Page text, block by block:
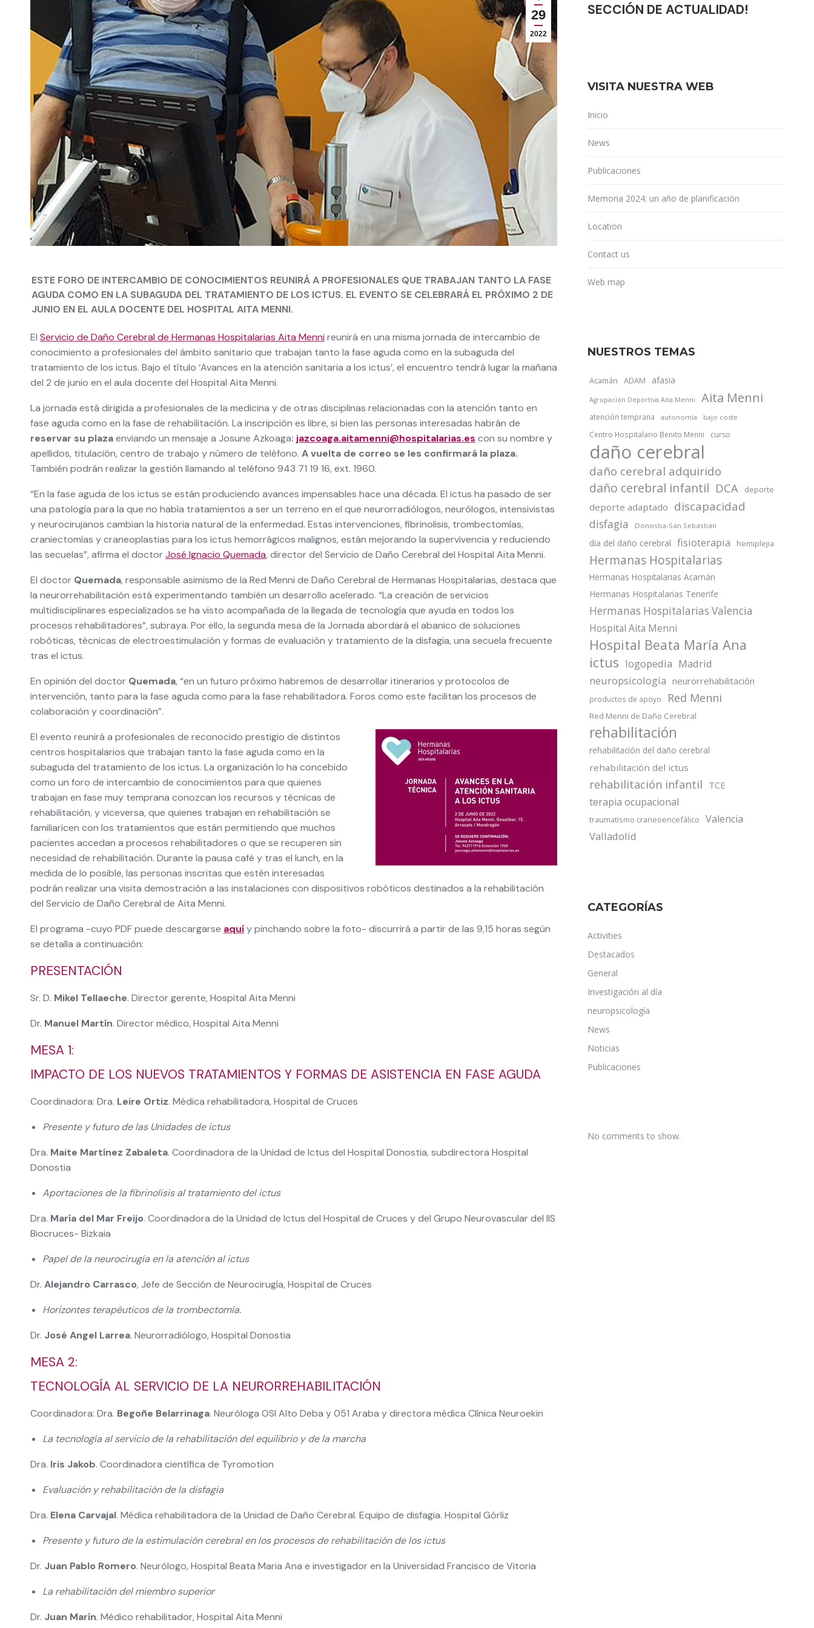
29
2022
ESTE FORO DE INTERCAMBIO DE CONOCIMIENTOS REUNIRÁ A PROFESIONALES QUE TRABAJAN TANTO LA FASE
AGUDA COMO EN LA SUBAGUDA DEL TRATAMIENTO DE LOS ICTUS. EL EVENTO SE CELEBRARÁ EL PRÓXIMO 2 DE
JUNIO EN EL AULA DOCENTE DEL HOSPITAL AITA MENNI.
El Servicio de Daño Cerebral de Hermanas Hospitalarias Aita Menni reunirá en una misma jornada de intercambio de
conocimiento a profesionales del ámbito sanitario que trabajan tanto la fase aguda como en la subaguda del
tratamiento de los ictus. Bajo el título ‘Avances en la atención sanitaria a los ictus’, el encuentro tendrá lugar la mañana
del 2 de junio en el aula docente del Hospital Aita Menni.
La jornada está dirigida a profesionales de la medicina y de otras disciplinas relacionadas con la atención tanto en
fase aguda como en la fase de rehabilitación. La inscripción es libre, si bien las personas interesadas habrán de
reservar su plazaenviando un mensaje a Josune Azkoaga: jazcoaga.aitamenni@hospitalarias.es con su nombre y
apellidos, titulación, centro de trabajo y número de teléfono. A vuelta de correo se les confirmará la plaza.
También podrán realizar la gestión llamando al teléfono 943 71 19 16, ext. 1960.
“En la fase aguda de los ictus se están produciendo avances impensables hace una década. El ictus ha pasado de ser
una patología para la que no había tratamientos a ser un terreno en el que neurorradiólogos, neurólogos, intensivistas
y neurocirujanos cambian la historia natural de la enfermedad. Estas intervenciones, fibrinolisis, trombectomías,
craniectomías y craneoplastias para los ictus hemorrágicos malignos, están mejorando la supervivencia y reduciendo
las secuelas”, afirma el doctorJosé Ignacio Quemada, director del Servicio de Daño Cerebral del Hospital Aita Menni.
El doctor Quemada, responsable asimismo de la Red Menni de Daño Cerebral de Hermanas Hospitalarias, destaca que
la neurorrehabilitación está experimentando también un desarrollo acelerado. “La creación de servicios
multidisciplinares especializados se ha visto acompañada de la llegada de tecnología que ayuda en todos los
procesos rehabilitadores”, subraya. Por ello, la segunda mesa de la Jornada abordará el abanico de soluciones
robóticas, técnicas de electroestimulación y formas de evaluación y tratamiento de la disfagia, una secuela frecuente
tras el ictus.
En opinión del doctor Quemada, “en un futuro próximo habremos de desarrollar itinerarios y protocolos de
intervención, tanto para la fase aguda como para la fase rehabilitadora. Foros como este facilitan los procesos de
colaboración y coordinación”.
El evento reunirá a profesionales de reconocido prestigio de distintos
centros hospitalarios que trabajan tanto la fase aguda como en la
subaguda del tratamiento de los ictus. La organización lo ha concebido
como un foro de intercambio de conocimientos para que quienes
trabajan en fase muy temprana conozcan los recursos y técnicas de
rehabilitación, y viceversa, que quienes trabajan en rehabilitación se
familiaricen con los tratamientos que están permitiendo que muchos
pacientes accedan a procesos rehabilitadores o que se recuperen sin
necesidad de rehabilitación. Durante la pausa café y tras el lunch, en la
medida de lo posible, las personas inscritas que estén interesadas
podrán realizar una visita demostración a las instalaciones con dispositivos robóticos destinados a la rehabilitación
del Servicio de Daño Cerebral de Aita Menni.
El programa -cuyo PDF puede descargarse aquíy pinchando sobre la foto- discurrirá a partir de las 9,15 horas según
se detalla a continuación:
PRESENTACIÓN
Sr. D. Mikel Tellaeche. Director gerente, Hospital Aita Menni
Dr. Manuel Martín. Director médico, Hospital Aita Menni
MESA 1:
IMPACTO DE LOS NUEVOS TRATAMIENTOS Y FORMAS DE ASISTENCIA EN FASE AGUDA
Coordinadora: Dra. Leire Ortiz. Médica rehabilitadora, Hospital de Cruces
Presente y futuro de las Unidades de ictus
Dra. Maite Martínez Zabaleta. Coordinadora de la Unidad de Ictus del Hospital Donostia, subdirectora Hospital
Donostia
Aportaciones de la fibrinolisis al tratamiento del ictus
Dra. María del Mar Freijo. Coordinadora de la Unidad de Ictus del Hospital de Cruces y del Grupo Neurovascular del IIS
Biocruces- Bizkaia
Papel de la neurocirugía en la atención al ictus
Dr. Alejandro Carrasco, Jefe de Sección de Neurocirugía, Hospital de Cruces
Horizontes terapéuticos de la trombectomía.
Dr. José Angel Larrea. Neurorradiólogo, Hospital Donostia
MESA 2:
TECNOLOGÍA AL SERVICIO DE LA NEURORREHABILITACIÓN
Coordinadora: Dra. Begoñe Belarrinaga. Neuróloga OSI Alto Deba y 051 Araba y directora médica Clínica Neuroekin
La tecnología al servicio de la rehabilitación del equilibrio y de la marcha
Dra. lris Jakob. Coordinadora científica de Tyromotion
Evaluación y rehabilitación de la disfagia
Dra. Elena Carvajal. Médica rehabilitadora de la Unidad de Daño Cerebral. Equipo de disfagia. Hospital Górliz
Presente y futuro de la estimulación cerebral en los procesos de rehabilitación de los ictus
Dr. Juan Pablo Romero. Neurólogo, Hospital Beata Maria Ana e investigador en la Universidad Francisco de Vitoria
La rehabilitación del miembro superior
Dr. Juan Marín. Médico rehabilitador, Hospital Aita Menni
SECCIÓN DE ACTUALIDAD!
VISITA NUESTRA WEB
Inicio
News
Publicaciones
Memoria 2024: un año de planificación
Location
Contact us
Web map
NUESTROS TEMAS
Acamán ADAM afasia
Agrupación Deportiva Aita Menni Aita Menni
atención temprana autonomía bajo coste
Centro Hospitalario Benito Menni curso
daño cerebral
daño cerebral adquirido
daño cerebral infantil DCA deporte
deporte adaptado discapacidad
disfagia Donostia-San Sebastián
día del daño cerebral fisioterapia hemiplejia
Hermanas Hospitalarias
Hermanas Hospitalarias Acamán
Hermanas Hospitalarias Tenerife
Hermanas Hospitalarias Valencia
Hospital Aita Menni
Hospital Beata María Ana
ictus logopedia Madrid
neuropsicología neurorrehabilitación
productos de apoyo Red Menni
Red Menni de Daño Cerebral
rehabilitación
rehabilitación del daño cerebral
rehabilitación del ictus
rehabilitación infantil TCE
terapia ocupacional
traumatismo craneoencefálico Valencia
Valladolid
CATEGORÍAS
Activities
Destacados
General
Investigación al día
neuropsicología
News
Noticias
Publicaciones
No comments to show.